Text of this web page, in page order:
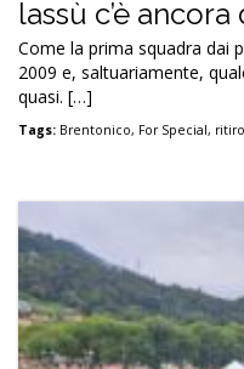
lassù c’è
Come la prima squadra dai
2009 e, saltuariamente,
quasi. […]
Tags: Brentonico, For Special, ritiro